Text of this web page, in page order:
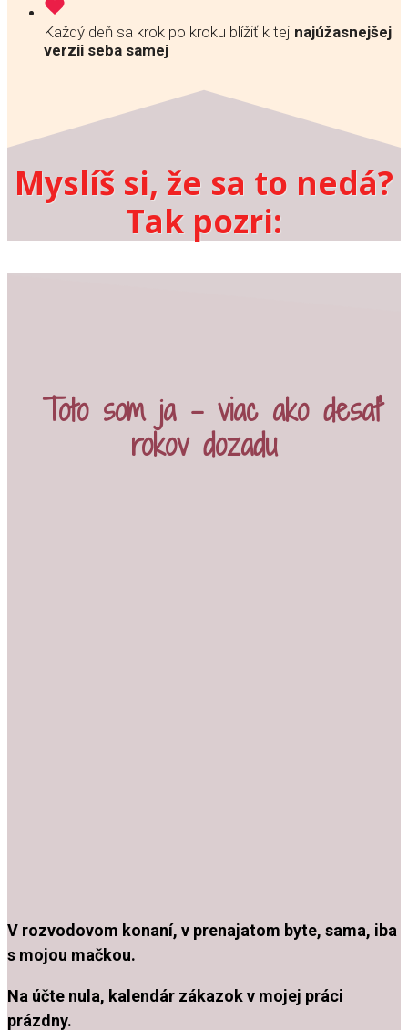
Každý deň sa krok po kroku blížiť k tej najúžasnejšej
verzii seba samej
Myslíš si, že sa to nedá?
Tak pozri:
Toto som ja - viac ako desať
rokov dozadu
V rozvodovom konaní, v prenajatom byte, sama, iba
s mojou mačkou.
Na účte nula, kalendár zákazok v mojej práci
prázdny.